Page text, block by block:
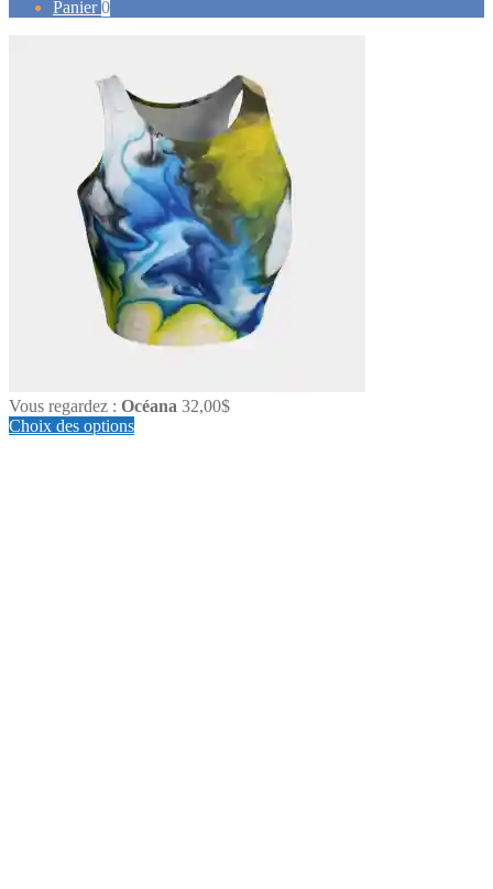
Panier0
Vous regardez : Océana 32,00$
Choix des options